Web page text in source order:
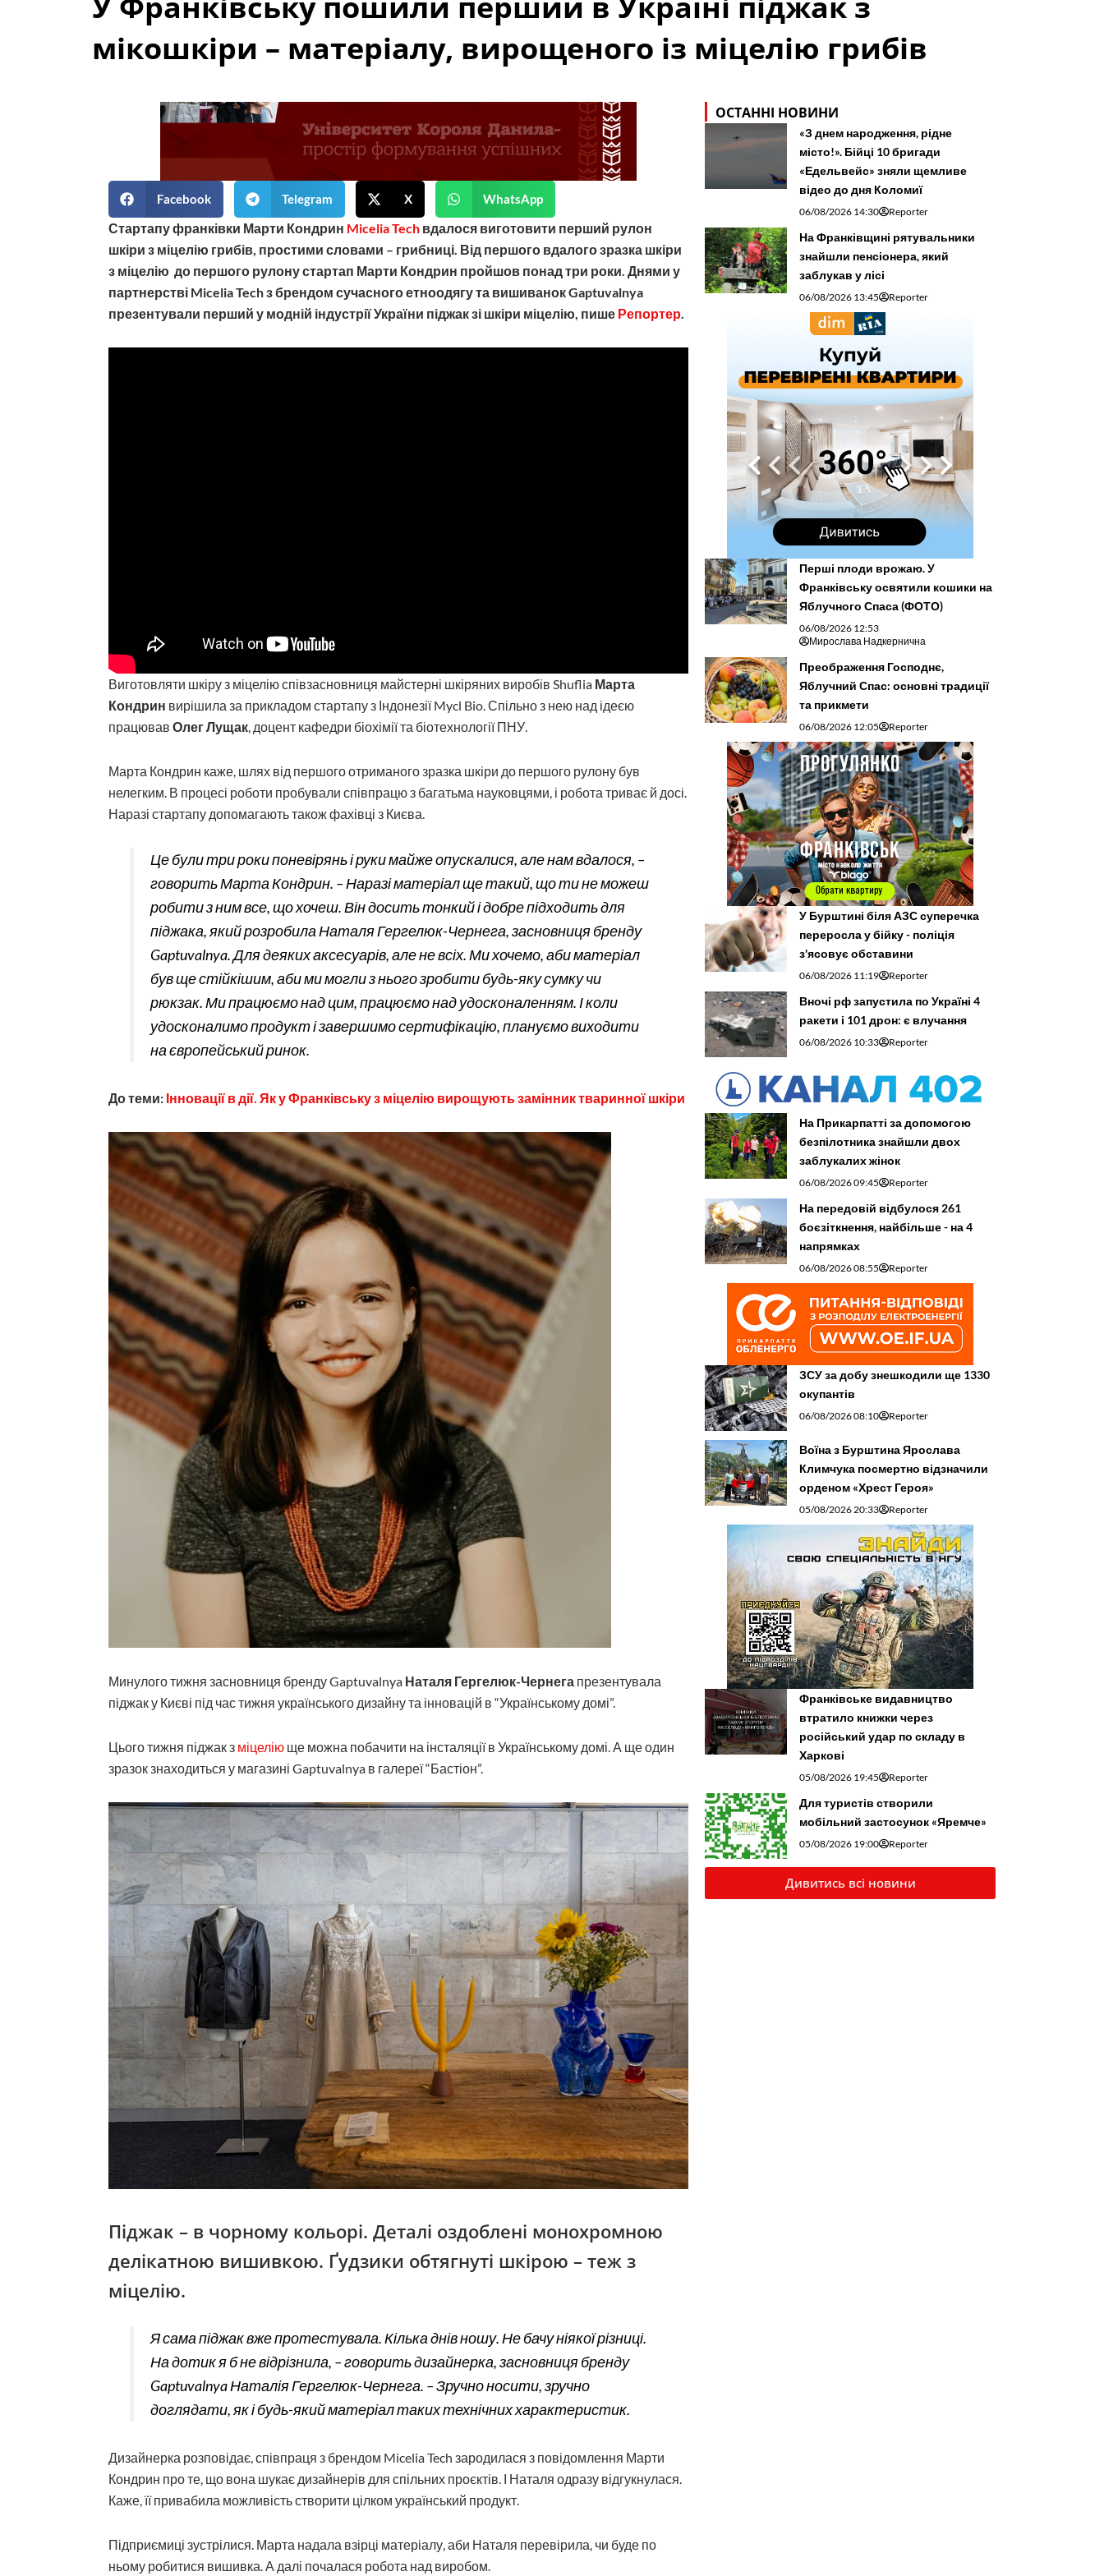
мікошкіри – матеріалу, вирощеного із міцелію грибів
Facebook Telegram X WhatsApp
Стартапу франківки Марти Кондрин Micelia Tech вдалося виготовити перший рулон
шкіри з міцелію грибів, простими словами – грибниці. Від першого вдалого зразка шкіри
з міцелію до першого рулону стартап Марти Кондрин пройшов понад три роки. Днями у
партнерстві Micelia Tech з брендом сучасного етноодягу та вишиванок Gaptuvalnya
презентували перший у модній індустрії України піджак зі шкіри міцелію, пише Репортер
Виготовляти шкіру з міцелію співзасновниця майстерні шкіряних виробів Shuflia Марта
Кондрин вирішила за прикладом стартапу з Індонезії Mycl Bio . Спільно з нею над ідеєю
працював Олег Лущак , доцент кафедри біохімії та біотехнології ПНУ.
Марта Кондрин каже, шлях від першого отриманого зразка шкіри до першого рулону був
нелегким. В процесі роботи пробували співпрацю з багатьма науковцями, і робота триває й досі.
Наразі стартапу допомагають також фахівці з Києва.
Це були три роки поневірянь і руки майже опускалися, але нам вдалося, –
говорить Марта Кондрин. – Наразі матеріал ще такий, що ти не можеш
робити з ним все, що хочеш. Він досить тонкий і добре підходить для
піджака, який розробила Наталя Гергелюк-Чернега, засновниця бренду
Gaptuvalnya. Для деяких аксесуарів, але не всіх. Ми хочемо, аби матеріал
був ще стійкішим, аби ми могли з нього зробити будь-яку сумку чи
рюкзак. Ми працюємо над цим, працюємо над удосконаленням. І коли
удосконалимо продукт і завершимо сертифікацію, плануємо виходити
на європейський ринок.
До теми: Інновації в дії. Як у Франківську з міцелію вирощують замінник тваринної шкіри
Минулого тижня засновниця бренду Gaptuvalnya Наталя Гергелюк-Чернега презентувала
піджак у Києві під частижня українського дизайну та інновацій в “Українському домі”.
Цього тижня піджак з міцелію ще можна побачити на інсталяції в Українському домі. А ще один
зразок знаходиться у магазині Gaptuvalnya в галереї “Бастіон”.
Піджак – в чорному кольорі. Деталі оздоблені монохромною
делікатною вишивкою. Ґудзики обтягнуті шкірою – теж з
міцелію.
Я сама піджак вже протестувала. Кілька днів ношу. Не бачу ніякої різниці.
На дотик я б не відрізнила, – говорить дизайнерка, засновниця бренду
Gaptuvalnya Наталія Гергелюк-Чернега. – Зручно носити, зручно
доглядати, як і будь-який матеріал таких технічних характеристик.
Дизайнерка розповідає, співпраця з брендом Micelia Tech зародилася з повідомлення Марти
Кондрин про те, що вона шукає дизайнерів для спільних проєктів. І Наталя одразу відгукнулася.
Каже, її привабила можливість створити цілком український продукт.
Підприємиці зустрілися. Марта надала взірці матеріалу, аби Наталя перевірила, чи буде по
ньому робитися вишивка. А далі почалася робота над виробом.
ОСТАННІ НОВИНИ
«З днем народження, рідне
місто!». Бійці 10 бригади
«Едельвейс» зняли щемливе
відео до дня Коломиї
06/08/2026 14:30 Reporter
На Франківщині рятувальники
знайшли пенсіонера, який
заблукав у лісі
06/08/2026 13:45 Reporter
Перші плоди врожаю. У
Франківську освятили кошики на
Яблучного Спаса (ФОТО)
06/08/2026 12:53
Мирослава Надкернична
Преображення Господнє,
Яблучний Спас: основні традиції
та прикмети
06/08/2026 12:05 Reporter
У Бурштині біля АЗС суперечка
переросла у бійку - поліція
з'ясовує обставини
06/08/2026 11:19 Reporter
Вночі рф запустила по Україні 4
ракети і 101 дрон: є влучання
06/08/2026 10:33 Reporter
На Прикарпатті за допомогою
безпілотника знайшли двох
заблукалих жінок
06/08/2026 09:45 Reporter
На передовій відбулося 261
боєзіткнення, найбільше - на 4
напрямках
06/08/2026 08:55 Reporter
ЗСУ за добу знешкодили ще 1330
окупантів
06/08/2026 08:10 Reporter
Воїна з Бурштина Ярослава
Климчука посмертно відзначили
орденом «Хрест Героя»
05/08/2026 20:33 Reporter
Франківське видавництво
втратило книжки через
російський удар по складу в
Харкові
05/08/2026 19:45 Reporter
Для туристів створили
мобільний застосунок «Яремче»
05/08/2026 19:00 Reporter
Дивитись всі новини